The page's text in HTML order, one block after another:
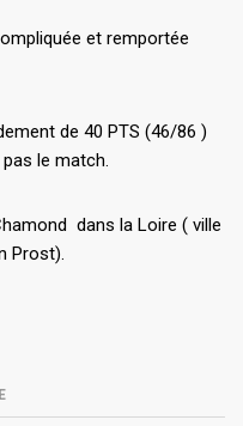
et remportée
de 40 PTS (46/86 )
le match.
dans la Loire ( ville
Prost).